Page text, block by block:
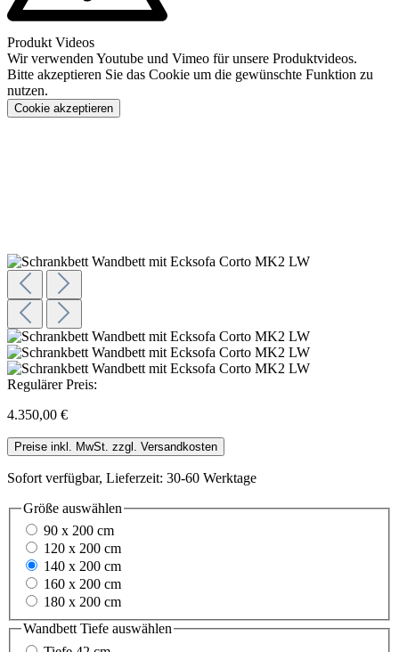
Produkt Videos
Wir verwenden Youtube und Vimeo für unsere Produktvideos.
Bitte akzeptieren Sie das Cookie um die gewünschte Funktion zu
nutzen.
Cookie akzeptieren
Regulärer Preis:
4.350,00 €
Preise inkl. MwSt. zzgl. Versandkosten
Sofort verfügbar, Lieferzeit: 30-60 Werktage
Größe auswählen
90 x 200 cm
120 x 200 cm
140 x 200 cm
160 x 200 cm
180 x 200 cm
Wandbett Tiefe auswählen